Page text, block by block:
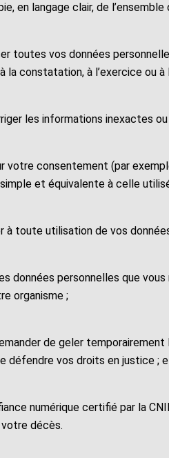
en langage clair, de
toutes vos données
la constatation, à l’exercice ou
les informations inexactes
votre consentement (par
et équivalente à celle
à toute utilisation de vos
données personnelles que
organisme ;
de geler temporairement
défendre vos droits en justice ;
numérique certifié par la
décès.